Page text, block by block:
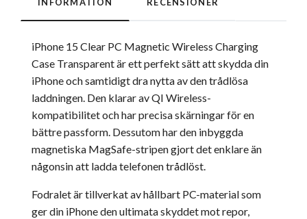
iPhone 15 Clear PC Magnetic Wireless Charging
Case Transparent är ett perfekt sätt att skydda din
iPhone och samtidigt dra nytta av den trådlösa
laddningen. Den klarar av QI Wireless-
kompatibilitet och har precisa skärningar för en
bättre passform. Dessutom har den inbyggda
magnetiska MagSafe-stripen gjort det enklare än
någonsin att ladda telefonen trådlöst.
Fodralet är tillverkat av hållbart PC-material som
ger din iPhone den ultimata skyddet mot repor,